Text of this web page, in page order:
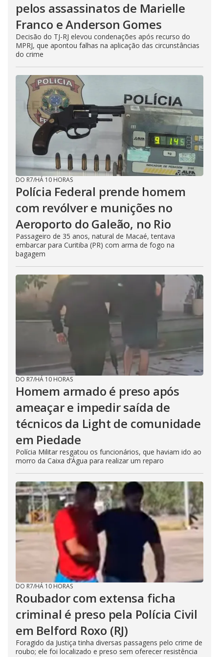
pelos assassinatos de Marielle
Franco e Anderson Gomes
Decisão do TJ-RJ elevou condenações após recurso do
MPRJ, que apontou falhas na aplicação das circunstâncias
do crime
DO R7/HÁ 10 HORAS
Polícia Federal prende homem
com revólver e munições no
Aeroporto do Galeão, no Rio
Passageiro de 35 anos, natural de Macaé, tentava
embarcar para Curitiba (PR) com arma de fogo na
bagagem
DO R7/HÁ 10 HORAS
Homem armado é preso após
ameaçar e impedir saída de
técnicos da Light de comunidade
em Piedade
Polícia Militar resgatou os funcionários, que haviam ido ao
morro da Caixa d’Água para realizar um reparo
DO R7/HÁ 10 HORAS
Roubador com extensa ficha
criminal é preso pela Polícia Civil
em Belford Roxo (RJ)
Foragido da Justiça tinha diversas passagens pelo crime de
roubo; ele foi localizado e preso sem oferecer resistência